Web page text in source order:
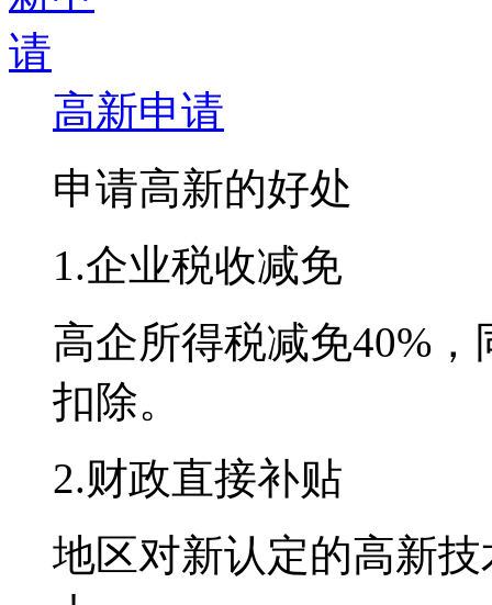
高新申请
申请高新的好处
1.企业税收减免
高企所得税减免40%
扣除。
2.财政直接补贴
地区对新认定的高新